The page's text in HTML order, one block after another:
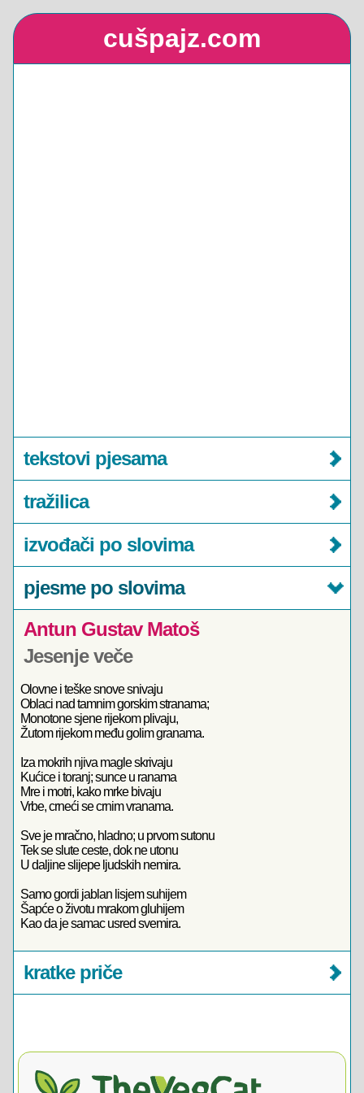
cušpajz.com
tekstovi pjesama
tražilica
izvođači po slovima
pjesme po slovima
Antun Gustav Matoš
Jesenje veče
Olovne i teške snove snivaju
Oblaci nad tamnim gorskim stranama;
Monotone sjene rijekom plivaju,
Žutom rijekom među golim granama.
Iza mokrih njiva magle skrivaju
Kućice i toranj; sunce u ranama
Mre i motri, kako mrke bivaju
Vrbe, crneći se crnim vranama.
Sve je mračno, hladno; u prvom sutonu
Tek se slute ceste, dok ne utonu
U daljine slijepe ljudskih nemira.
Samo gordi jablan lisjem suhijem
Šapće o životu mrakom gluhijem
Kao da je samac usred svemira.
kratke priče